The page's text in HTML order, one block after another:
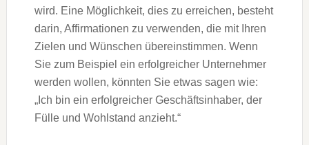
wird. Eine Möglichkeit, dies zu erreichen, besteht
darin, Affirmationen zu verwenden, die mit Ihren
Zielen und Wünschen übereinstimmen. Wenn
Sie zum Beispiel ein erfolgreicher Unternehmer
werden wollen, könnten Sie etwas sagen wie:
„Ich bin ein erfolgreicher Geschäftsinhaber, der
Fülle und Wohlstand anzieht.“